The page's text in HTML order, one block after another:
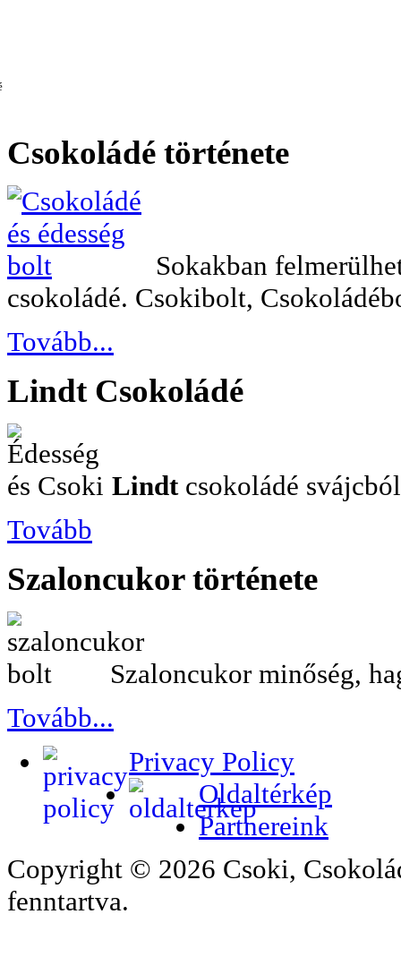
Csokoládé története
Sokakban
csokoládé. Csokibolt,
Tovább...
LindtCsokoládé
Lindt csokoládé
Tovább
Szaloncukortörténete
Szaloncukor minőség,
Tovább...
Privacy Policy
Oldaltérkép
Partnereink
Copyright © 2026 Csoki,
fenntartva.